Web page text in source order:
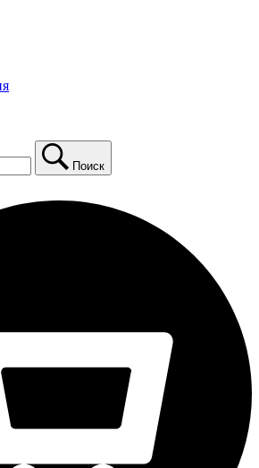
Поиск